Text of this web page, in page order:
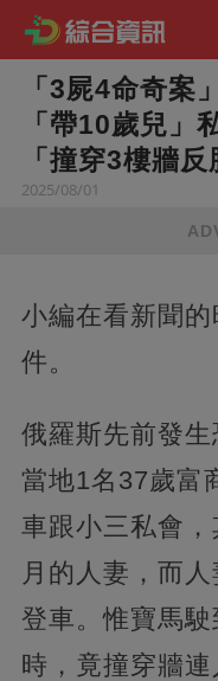
「3屍4命奇案
「帶10歲兒」
「撞穿3樓牆
2025/08/01
小編在看新聞
件。
俄羅斯先前發生
當地1名37歲富
車跟小三私會
月的人妻，而
登車。惟寶馬
時，竟撞穿牆